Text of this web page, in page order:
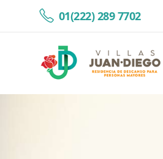
01(222) 289 7702